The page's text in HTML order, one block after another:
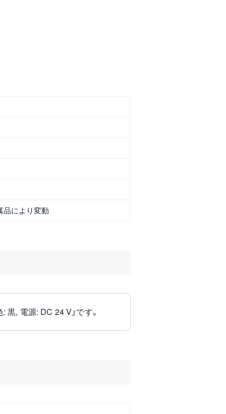
品により変動
, 電源: DC 24 V」です。